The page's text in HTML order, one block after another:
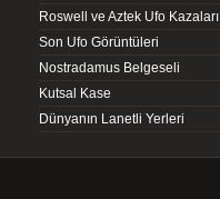
Roswell ve Aztek Ufo Kazaları
Son Ufo Görüntüleri
Nostradamus Belgeseli
Kutsal Kase
Dünyanın Lanetli Yerleri